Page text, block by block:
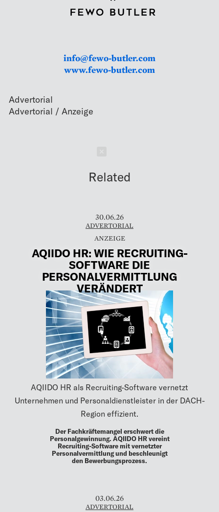
info@fewo-butler.com
www.fewo-butler.com
Advertorial
Related
30.06.26
ADVERTORIAL
AQIIDO HR: WIE RECRUITING-
SOFTWARE DIE
PERSONALVERMITTLUNG
VERÄNDERT
AQIIDO HR als Recruiting-Software vernetzt
Unternehmen und Personaldienstleister in der DACH-
Region effizient.
Der Fachkräftemangel erschwert die
Personalgewinnung. AQIIDO HR vereint
Recruiting-Software mit vernetzter
Personalvermittlung und beschleunigt
den Bewerbungsprozess.
03.06.26
ADVERTORIAL